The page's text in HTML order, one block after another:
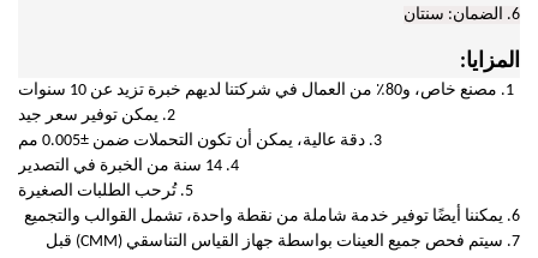
سنتان
المزايا:
7. سيتم فحص جميع العينات بواسطة جهاز القياس التناسقي (CMM) قبل